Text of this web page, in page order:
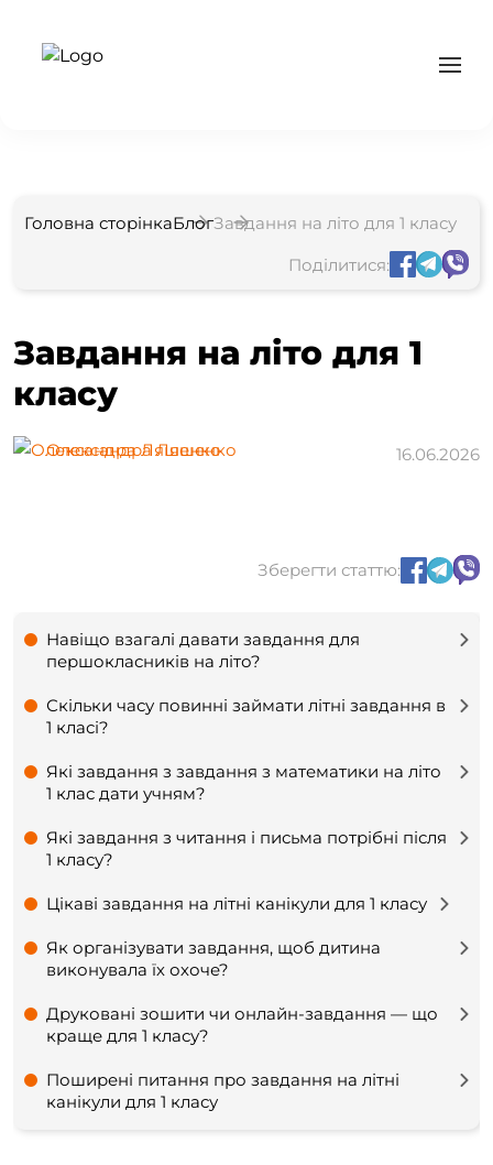
Головна сторінкаБлогЗавдання на літо для 1 класу
Поділитися:
Завдання на літо для 1
класу
Олександра Ляшенко 16.06.2026
Зберегти статтю:
Навіщо взагалі давати завдання для
першокласників на літо?
Скільки часу повинні займати літні завдання в
1 класі?
Які завдання з завдання з математики на літо
1 клас дати учням?
Які завдання з читання і письма потрібні після
1 класу?
Цікаві завдання на літні канікули для 1 класу
Як організувати завдання, щоб дитина
виконувала їх охоче?
Друковані зошити чи онлайн-завдання — що
краще для 1 класу?
Поширені питання про завдання на літні
канікули для 1 класу